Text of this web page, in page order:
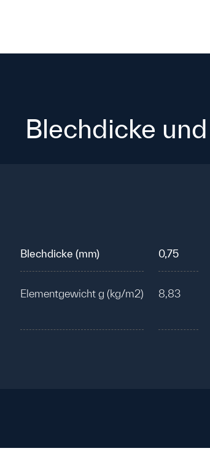
Blechdicke
Blechdicke (mm)
Elementgewicht g (kg/m2)
0,75
8,83